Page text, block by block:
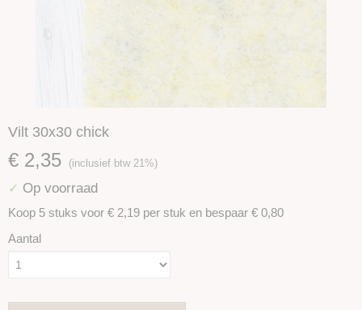
Vilt 30x30 chick
€ 2,35 (inclusief btw 21%)
✓ Op voorraad
Koop 5 stuks voor € 2,19 per stuk en bespaar € 0,80
Aantal